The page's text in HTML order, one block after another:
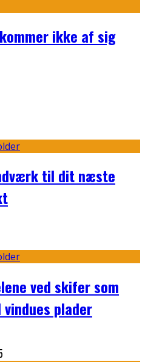
ikke af sig
til dit næste
ved skifer som
plader